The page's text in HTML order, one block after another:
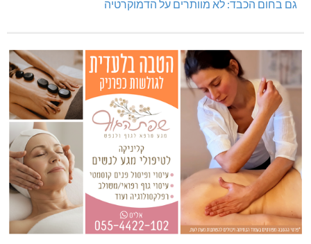
גם בחום הכבד: לא מוותרים על הדמוקרטיה